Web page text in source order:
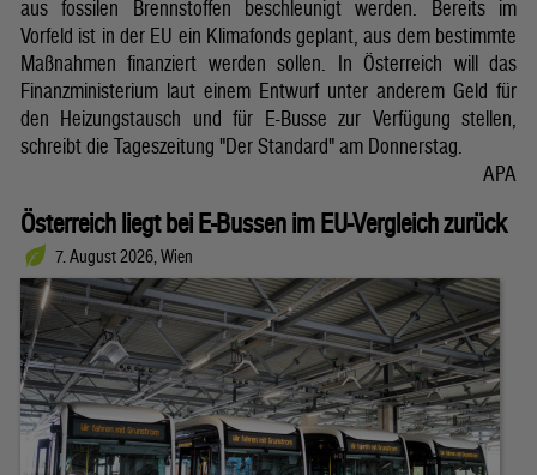
aus fossilen Brennstoffen beschleunigt werden. Bereits im
Vorfeld ist in der EU ein Klimafonds geplant, aus dem bestimmte
Maßnahmen finanziert werden sollen. In Österreich will das
Finanzministerium laut einem Entwurf unter anderem Geld für
den Heizungstausch und für E-Busse zur Verfügung stellen,
schreibt die Tageszeitung "Der Standard" am Donnerstag.
APA
Österreich liegt bei E-Bussen im EU-Vergleich zurück
7. August 2026, Wien